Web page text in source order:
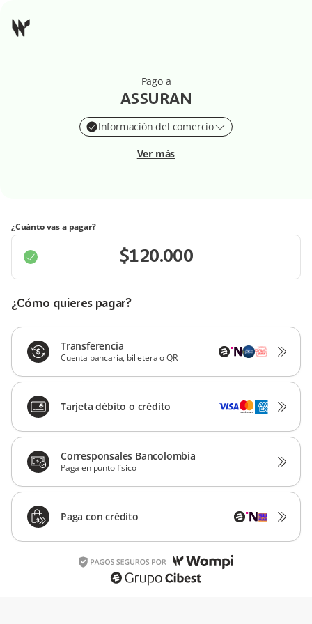
Pago a
ASSURAN
Información del comercio
Ver más
¿Cuánto vas a pagar?
¿Cómo quieres pagar?
Transferencia
Cuenta bancaria, billetera o QR
Tarjeta débito o crédito
Corresponsales Bancolombia
Paga en punto físico
Paga con crédito